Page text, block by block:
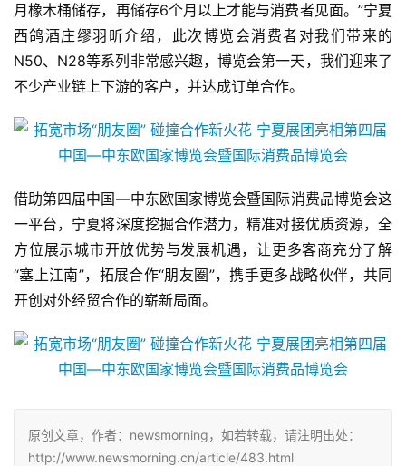
月橡木桶储存，再储存6个月以上才能与消费者见面。”宁夏
西鸽酒庄缪羽昕介绍，此次博览会消费者对我们带来的
N50、N28等系列非常感兴趣，博览会第一天，我们迎来了
不少产业链上下游的客户，并达成订单合作。
借助第四届中国—中东欧国家博览会暨国际消费品博览会这
一平台，宁夏将深度挖掘合作潜力，精准对接优质资源，全
方位展示城市开放优势与发展机遇，让更多客商充分了解
“塞上江南”，拓展合作“朋友圈”，携手更多战略伙伴，共同
开创对外经贸合作的崭新局面。
原创文章，作者：newsmorning，如若转载，请注明出处：
http://www.newsmorning.cn/article/483.html